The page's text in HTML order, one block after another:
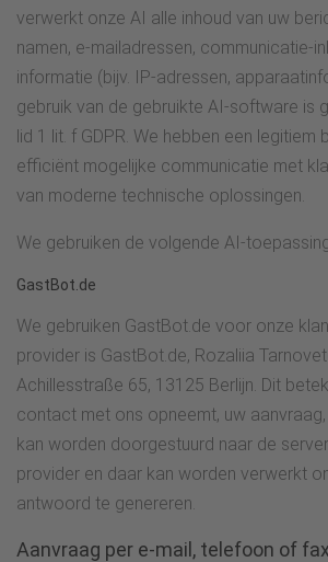
verwerkt onze AI alle inhoud van uw
namen, e-mailadressen, communicatie-
informatie (bijv. IP-adressen,
gebruik van de gebruikte AI-software is
lid 1 lit. f GDPR. We hebben een legitiem
efficiënt mogelijke communicatie met
van moderne technische oplossingen.
We gebruiken de volgende AI-
GastBot.de
We gebruiken GastBot.de voor onze
provider is GastBot.de, Rozaliia
Achillesstraße 65, 13125 Berlijn. Dit
contact met ons opneemt, uw
kan worden doorgestuurd naar de
provider en daar kan worden verwerkt
antwoord te genereren.
Aanvraag per e-mail, telefoon of fax